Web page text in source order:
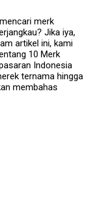
merk
Jika iya,
artikel ini, kami
10 Merk
Indonesia
ternama hingga
membahas